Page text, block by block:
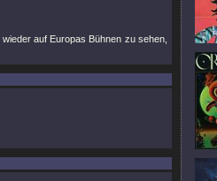
wieder auf Europas Bühnen zu sehen,